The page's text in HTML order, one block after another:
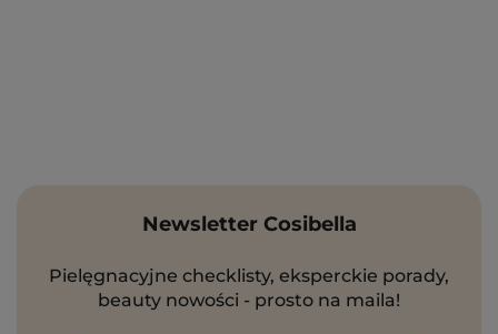
Newsletter Cosibella
Pielęgnacyjne checklisty, eksperckie porady,
beauty nowości - prosto na maila!